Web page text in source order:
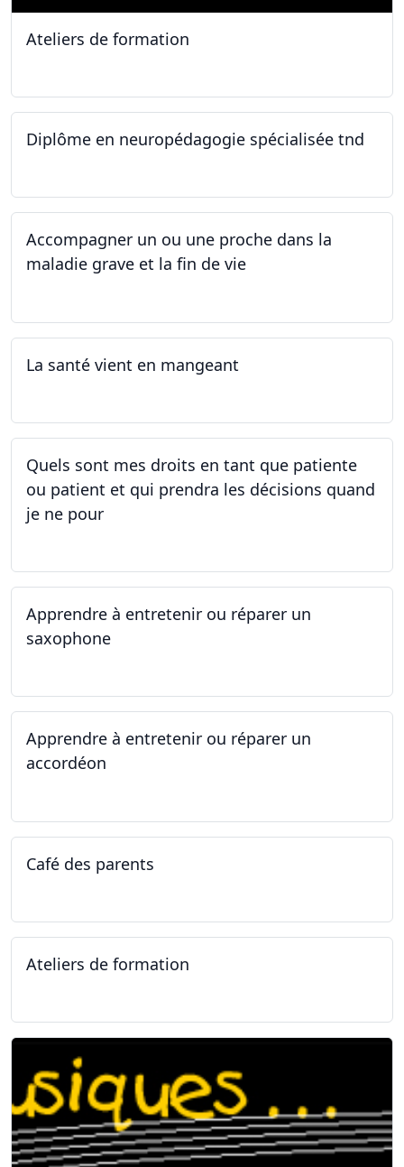
Ateliers de formation
Diplôme en neuropédagogie spécialisée tnd
Accompagner un ou une proche dans la
maladie grave et la fin de vie
La santé vient en mangeant
Quels sont mes droits en tant que patiente
ou patient et qui prendra les décisions quand
je ne pour
Apprendre à entretenir ou réparer un
saxophone
Apprendre à entretenir ou réparer un
accordéon
Café des parents
Ateliers de formation